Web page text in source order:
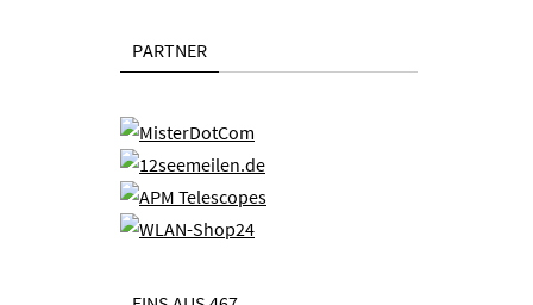
PARTNER